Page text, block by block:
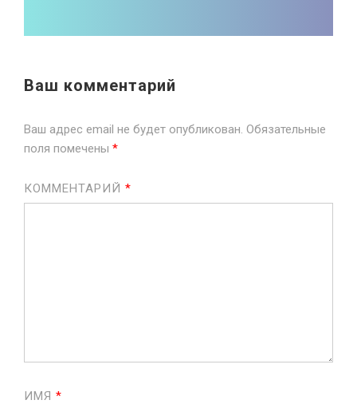
Ваш комментарий
Ваш адрес email не будет опубликован. Обязательные
поля помечены *
КОММЕНТАРИЙ *
ИМЯ *